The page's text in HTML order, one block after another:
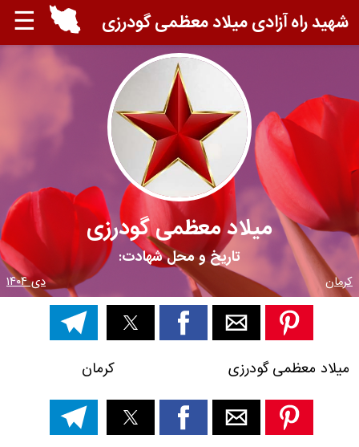
☰ شهید راه آزادی میلاد معظمی گودرزی
میلاد معظمی گودرزی
تاریخ و محل شهادت:
کرمان دی ۱۴۰۴
میلاد معظمی گودرزی کرمان